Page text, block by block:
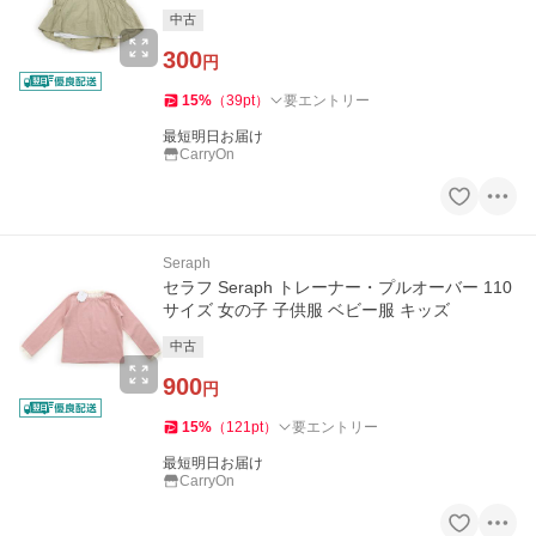
中古
300円
15% （39pt） 要エントリー
最短明日お届け
CarryOn
Seraph
セラフ Seraph トレーナー・プルオーバー 110
サイズ 女の子 子供服 ベビー服 キッズ
中古
900円
15% （ 121pt） 要エントリー
最短明日お届け
CarryOn